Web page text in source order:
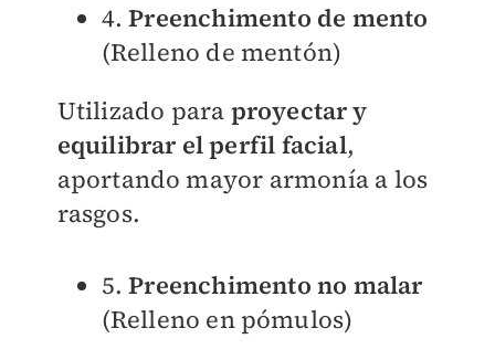
4.Preenchimento de mento
(Relleno de mentón)
Utilizado para proyectar y
equilibrar el perfil facial,
aportando mayor armonía a los
rasgos.
5.Preenchimento no malar
(Relleno en pómulos)